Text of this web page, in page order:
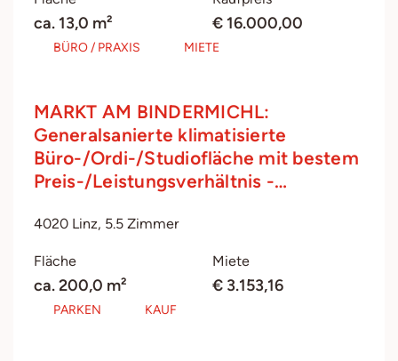
ca. 13,0 m² € 16.000,00
BÜRO / PRAXIS MIETE
MARKT AM BINDERMICHL:
Generalsanierte klimatisierte
Büro-/Ordi-/Studiofläche mit bestem
Preis-/Leistungsverhältnis -…
4020 Linz, 5.5 Zimmer
Fläche
ca. 200,0 m²
Miete
€ 3.153,16
PARKEN KAUF